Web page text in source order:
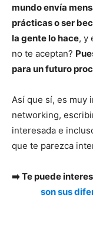
mundo envía
prácticas o ser
la gente lo hace, y
no te aceptan?
para un futuro
Así que sí, es muy
networking,
interesada e
que te parezca
➡️ Te puede
son sus